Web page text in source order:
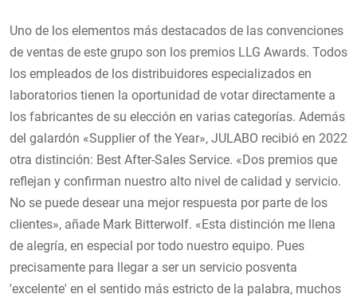
Uno de los elementos más destacados de las convenciones
de ventas de este grupo son los premios LLG Awards. Todos
los empleados de los distribuidores especializados en
laboratorios tienen la oportunidad de votar directamente a
los fabricantes de su elección en varias categorías. Además
del galardón «Supplier of the Year», JULABO recibió en 2022
otra distinción: Best After-Sales Service. «Dos premios que
reflejan y confirman nuestro alto nivel de calidad y servicio.
No se puede desear una mejor respuesta por parte de los
clientes», añade Mark Bitterwolf. «Esta distinción me llena
de alegría, en especial por todo nuestro equipo. Pues
precisamente para llegar a ser un servicio posventa
'excelente' en el sentido más estricto de la palabra, muchos